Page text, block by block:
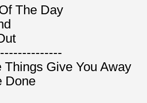
The Day
Things Give You Away
Done